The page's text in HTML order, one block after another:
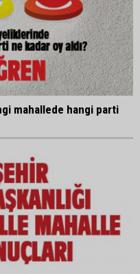
mahallede hangi parti